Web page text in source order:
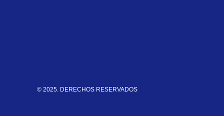
© 2025. DERECHOS RESERVADOS